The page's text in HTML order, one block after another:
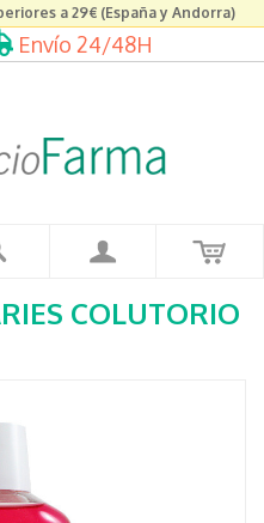
a 29€ (España y Andorra)
Envío 24/48H
COLUTORIO